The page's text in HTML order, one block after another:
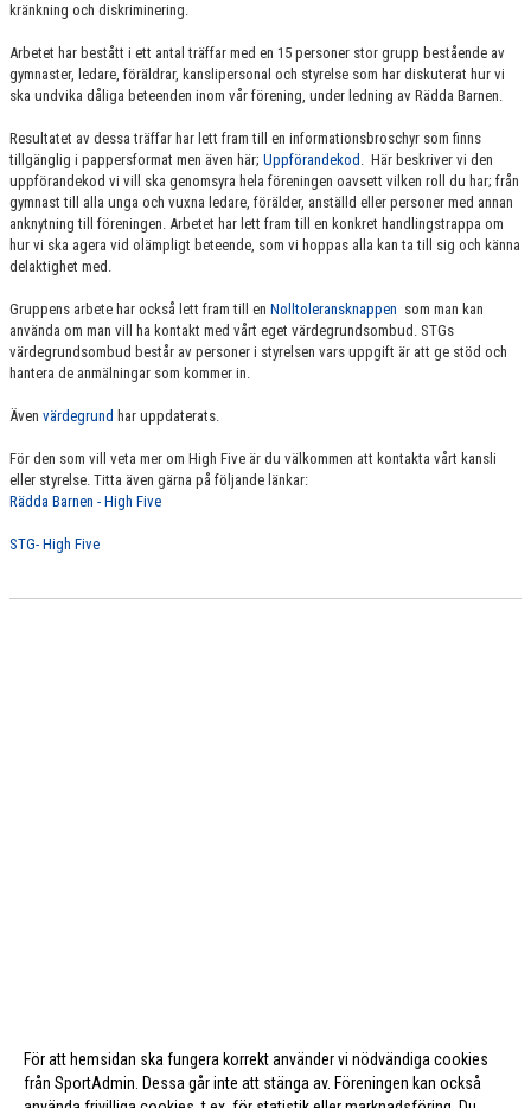
NOLLTOLERANS
LEDARSKAP GENOM SDT
BARNKONVENTIONEN
VÄRLDENS BÄSTA IDROTTSFÖRÄLDRAR
FÖRENINGSPRODUKTER
KONTAKT
MÄRKESTAGNING
kränkning och diskriminering.
Arbetet har bestått i ett antal träffar med en 15 personer stor grupp bestående av
gymnaster, ledare, föräldrar, kanslipersonal och styrelse som har diskuterat hur vi
ska undvika dåliga beteenden inom vår förening, under ledning av Rädda Barnen.
Resultatet av dessa träffar har lett fram till en informationsbroschyr som finns
tillgänglig i pappersformat men även här; Uppförandekod . Här beskriver vi den
uppförandekod vi vill ska genomsyra hela föreningen oavsett vilken roll du har; från
gymnast till alla unga och vuxna ledare, förälder, anställd eller personer med annan
anknytning till föreningen. Arbetet har lett fram till en konkret handlingstrappa om
hur vi ska agera vid olämpligt beteende, som vi hoppas alla kan ta till sig och känna
delaktighet med.
Gruppens arbete har också lett fram till en Nolltoleransknappen som man kan
använda om man vill ha kontakt med vårt eget värdegrundsombud. STGs
värdegrundsombud består av personer i styrelsen vars uppgift är att ge stöd och
hantera de anmälningar som kommer in.
Även värdegrund har uppdaterats.
För den som vill veta mer om High Five är du välkommen att kontakta vårt kansli
eller styrelse. Titta även gärna på följande länkar:
Rädda Barnen - High Five
STG- High Five
För att hemsidan ska fungera korrekt använder vi nödvändiga cookies
från SportAdmin. Dessa går inte att stänga av. Föreningen kan också